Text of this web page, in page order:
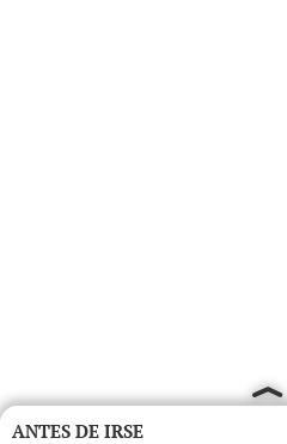
ANTES DE IRSE